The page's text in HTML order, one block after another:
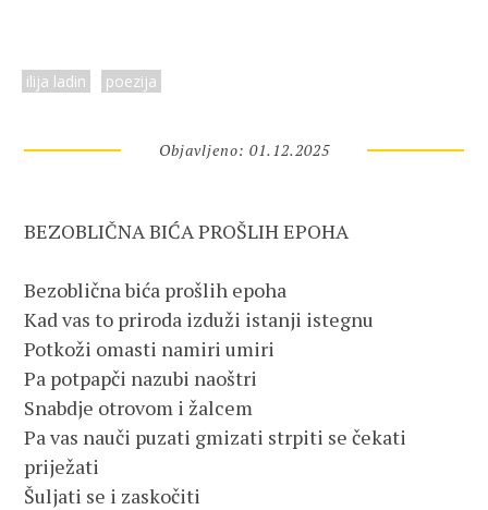
ilija ladin poezija
Objavljeno: 01.12.2025
BEZOBLIČNA BIĆA PROŠLIH EPOHA
Bezoblična bića prošlih epoha
Kad vas to priroda izduži istanji istegnu
Potkoži omasti namiri umiri
Pa potpapči nazubi naoštri
Snabdje otrovom i žalcem
Pa vas nauči puzati gmizati strpiti se čekati
priježati
Šuljati se i zaskočiti